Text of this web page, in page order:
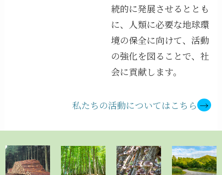
続的に発展させるととも
に、人類に必要な地球環
境の保全に向けて、活動
の強化を図ることで、社
会に貢献します。
私たちの活動についてはこちら→